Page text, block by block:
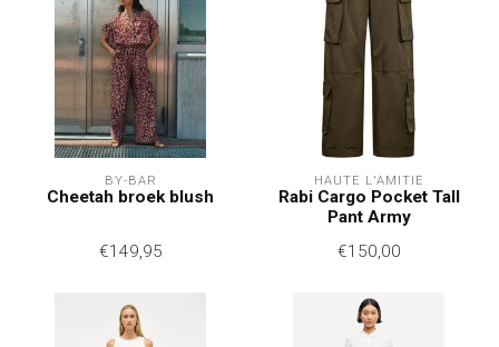
BY-BAR
Cheetah broek blush
€149,95
HAUTE L'AMITIÉ
Rabi Cargo Pocket Tall
Pant Army
€150,00